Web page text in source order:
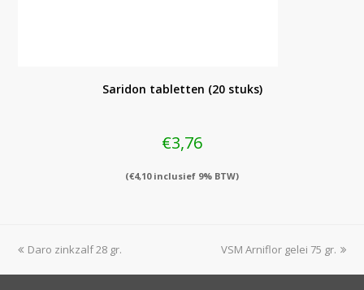
Saridon tabletten (20 stuks)
€3,76
(€4,10inclusief 9% BTW)
previous
Daro zinkzalf 28 gr.
next
VSM Arniflor gelei 75 gr.